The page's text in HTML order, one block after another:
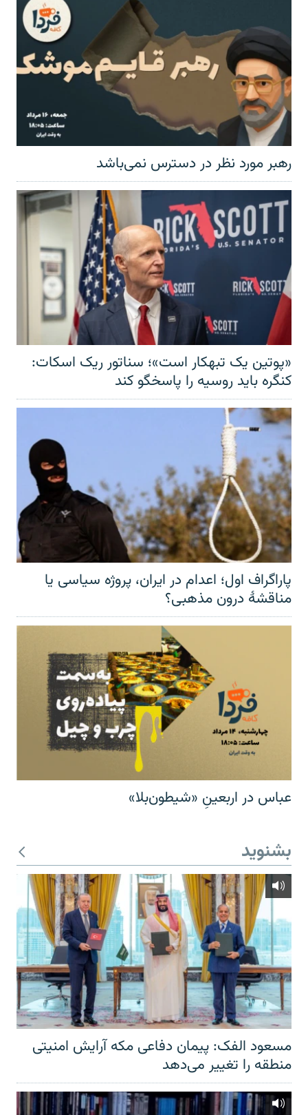
رهبر مورد نظر در دسترس نمی‌باشد
«پوتین یک تبهکار است»؛ سناتور ریک اسکات:
کنگره باید روسیه را پاسخگو کند
پاراگراف اول؛ اعدام در ایران، پروژه سیاسی یا
مناقشهٔ درون مذهبی؟
عباس در اربعینِ «شیطون‌بلا»
بشنوید
مسعود الفک: پیمان دفاعی مکه آرایش امنیتی
منطقه را تغییر می‌دهد